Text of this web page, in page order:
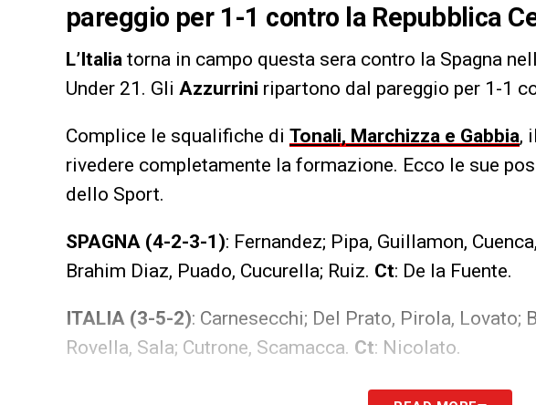
pareggio per 1-1 contro la Repubblica
L’Italia torna in campo questa sera contro la Spagna
Under 21. Gli Azzurrini ripartono dal pareggio per 1-1
Complice le squalifiche di Tonali, Marchizza e Gabbia,
rivedere completamente la formazione. Ecco le sue
dello Sport.
SPAGNA (4-2-3-1): Fernandez; Pipa, Guillamon,
Brahim Diaz, Puado, Cucurella; Ruiz. Ct: De la Fuente.
ITALIA (3-5-2): Carnesecchi; Del Prato, Pirola, Lovato;
Rovella, Sala; Cutrone, Scamacca. Ct: Nicolato.